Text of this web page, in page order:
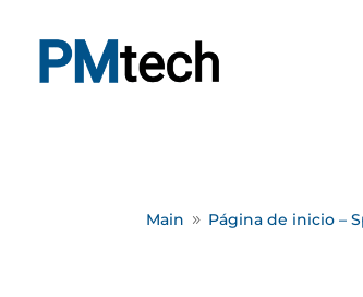
Main 9 Página de inicio –